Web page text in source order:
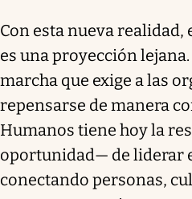
Con esta nueva
es una proyección
marcha que exige a las
repensarse de manera
Humanos tiene hoy la
oportunidad— de liderar
conectando personas,